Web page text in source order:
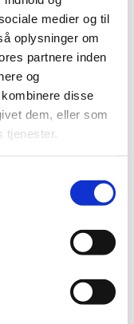
medier og til
oplysninger om
partnere inden
og
disse
dem, eller som
tjenester.